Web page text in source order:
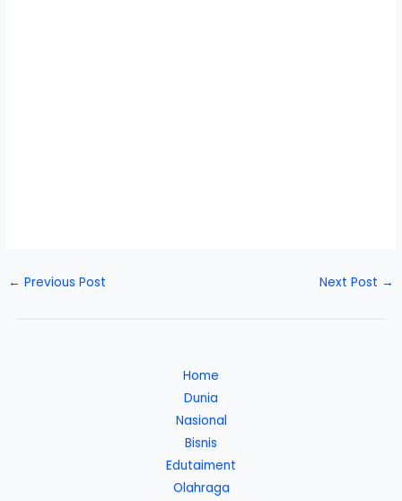
← Previous Post Next Post →
Home
Dunia
Nasional
Bisnis
Edutaiment
Olahraga